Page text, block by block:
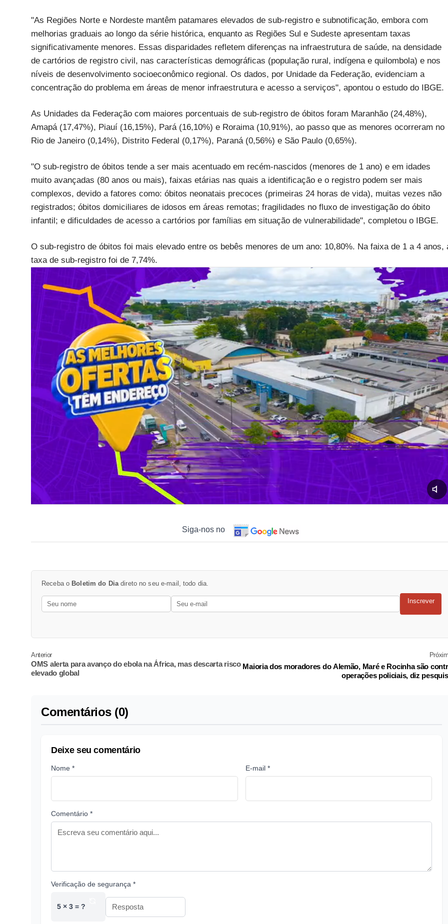
"As Regiões Norte e Nordeste mantêm patamares elevados de sub-registro e subnotificação, embora com
melhorias graduais ao longo da série histórica, enquanto as Regiões Sul e Sudeste apresentam taxas
significativamente menores. Essas disparidades refletem diferenças na infraestrutura de saúde, na densidade
de cartórios de registro civil, nas características demográficas (população rural, indígena e quilombola) e nos
níveis de desenvolvimento socioeconômico regional. Os dados, por Unidade da Federação, evidenciam a
concentração do problema em áreas de menor infraestrutura e acesso a serviços", apontou o estudo do IBGE.
As Unidades da Federação com maiores porcentuais de sub-registro de óbitos foram Maranhão (24,48%),
Amapá (17,47%), Piauí (16,15%), Pará (16,10%) e Roraima (10,91%), ao passo que as menores ocorreram no
Rio de Janeiro (0,14%), Distrito Federal (0,17%), Paraná (0,56%) e São Paulo (0,65%).
"O sub-registro de óbitos tende a ser mais acentuado em recém-nascidos (menores de 1 ano) e em idades
muito avançadas (80 anos ou mais), faixas etárias nas quais a identificação e o registro podem ser mais
complexos, devido a fatores como: óbitos neonatais precoces (primeiras 24 horas de vida), muitas vezes não
registrados; óbitos domiciliares de idosos em áreas remotas; fragilidades no fluxo de investigação do óbito
infantil; e dificuldades de acesso a cartórios por famílias em situação de vulnerabilidade", completou o IBGE.
O sub-registro de óbitos foi mais elevado entre os bebês menores de um ano: 10,80%. Na faixa de 1 a 4 anos,
taxa de sub-registro foi de 7,74%.
Siga-nos no
Receba o Boletim do Diadireto no seu e-mail, todo dia.
Inscrever
Anterior
OMS alerta para avanço do ebola na África, mas descarta risco
elevado global
Maioria dos moradores do Alemão, Maré e Rocinha são
operações policiais, diz
Comentários (0)
Deixe seu comentário
Nome * E-mail *
Comentário *
Verificação de segurança *
5 × 3 = ?